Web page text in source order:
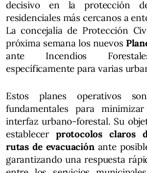
decisivo en la protección
residenciales más cercanos a
La concejalía de Protección
próxima semana los nuevos
ante Incendios
específicamente para varias
Estos planes operativos
fundamentales para
interfaz urbano-forestal. Su
establecer protocolos claros
rutas de evacuaciónante
garantizando una respuesta